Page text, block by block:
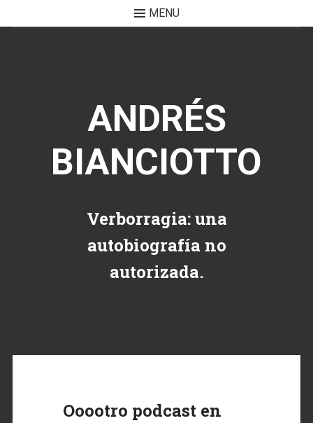
MENU
ANDRÉS
BIANCIOTTO
Verborragia: una
autobiografía no
autorizada.
Ooootro podcast en